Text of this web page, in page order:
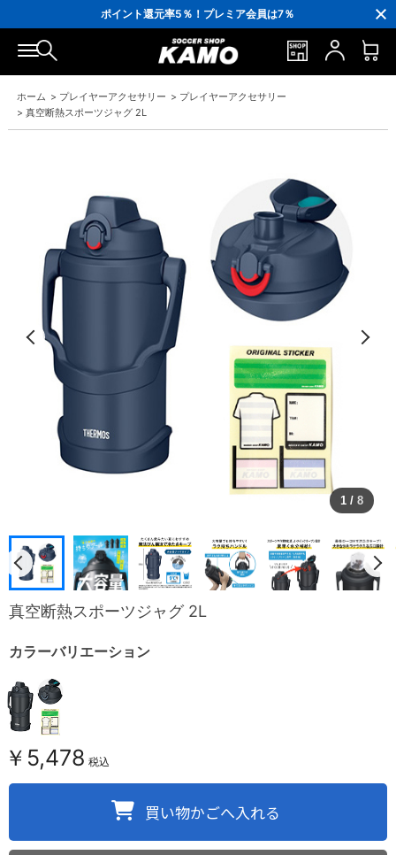
ポイント還元率5％！プレミア会員は7％
会員の方にはお誕生月に「10％OFFクーポン」プレゼント！
16,000円(税込)以上でシューズケースプレゼント！
3,300円(税込)以上で送料無料！
ホーム > プレイヤーアクセサリー > プレイヤーアクセサリー
> 真空断熱スポーツジャグ 2L
1 / 8
真空断熱スポーツジャグ 2L
カラーバリエーション
￥5,478 税込